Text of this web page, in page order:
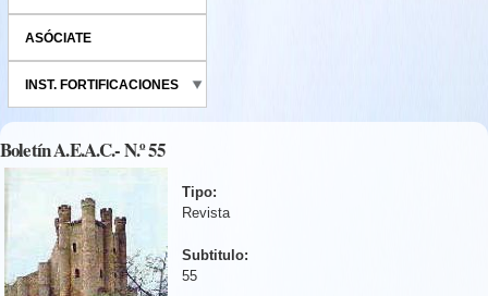
ASÓCIATE
INST. FORTIFICACIONES
Boletín A.E.A.C.- N.º 55
Tipo:
Revista
Subtitulo:
55